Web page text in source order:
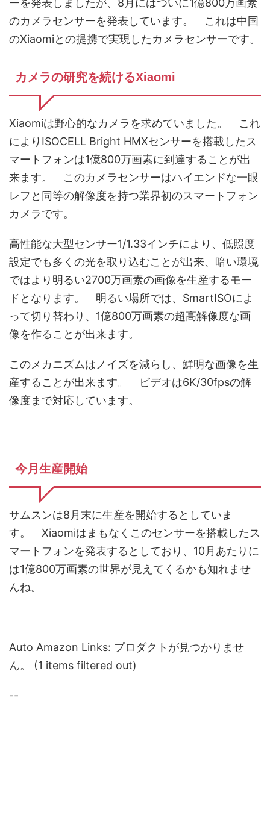
ーを発表しましたが、8月にはついに1億800万画素
のカメラセンサーを発表しています。 これは中国
のXiaomiとの提携で実現したカメラセンサーです。
カメラの研究を続けるXiaomi
Xiaomiは野心的なカメラを求めていました。 これ
によりISOCELL Bright HMXセンサーを搭載したス
マートフォンは1億800万画素に到達することが出
来ます。 このカメラセンサーはハイエンドな一眼
レフと同等の解像度を持つ業界初のスマートフォン
カメラです。
高性能な大型センサー1/1.33インチにより、低照度
設定でも多くの光を取り込むことが出来、暗い環境
ではより明るい2700万画素の画像を生産するモー
ドとなります。 明るい場所では、SmartISOによ
って切り替わり、1億800万画素の超高解像度な画
像を作ることが出来ます。
このメカニズムはノイズを減らし、鮮明な画像を生
産することが出来ます。 ビデオは6K/30fpsの解
像度まで対応しています。
今月生産開始
サムスンは8月末に生産を開始するとしていま
す。 Xiaomiはまもなくこのセンサーを搭載したス
マートフォンを発表するとしており、10月あたりに
は1億800万画素の世界が見えてくるかも知れませ
んね。
Auto Amazon Links: プロダクトが見つかりませ
ん。 (1 items filtered out)
--